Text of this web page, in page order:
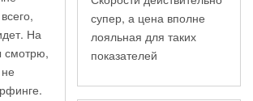
На
смотрю,
супер, а цена вполне
лояльная для таких
показателей